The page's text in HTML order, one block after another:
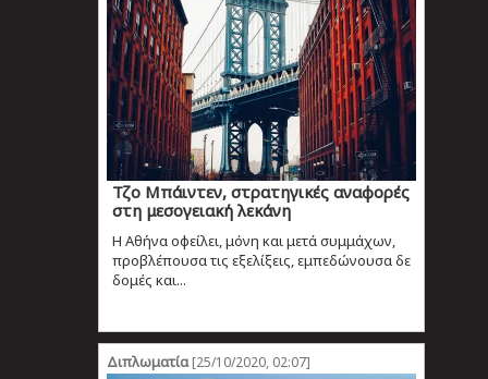
Τζο Μπάιντεν, στρατηγικές αναφορές
στη μεσογειακή λεκάνη
Η Αθήνα οφείλει, μόνη και μετά συμμάχων,
προβλέπουσα τις εξελίξεις, εμπεδώνουσα δε
δομές και...
Διπλωματία[25/10/2020, 02:07]